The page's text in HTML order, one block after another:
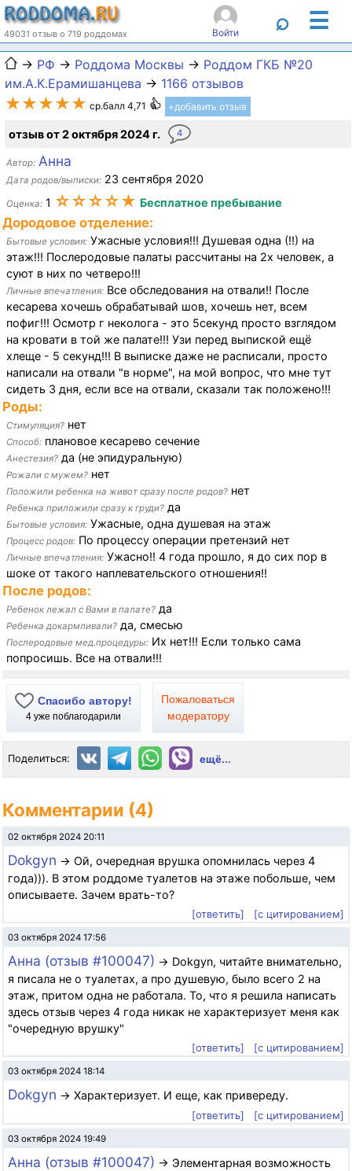
49031 отзыв о 719 роддомах Войти ⌕ ☰
→ РФ → Роддома Москвы → Роддом ГКБ №20
им.А.К.Ерамишанцева → 1166 отзывов
★★★★★ ср.балл 4,71 +добавить отзыв
отзыв от 2 октября 2024 г. 4
Автор: Анна
Дата родов/выписки: 23 сентября 2020
Оценка: 1 ☆☆☆☆★ Бесплатное пребывание
Дородовое отделение:
Бытовые условия: Ужасные условия!!! Душевая одна (!!) на
этаж!!! Послеродовые палаты рассчитаны на 2х человек, а
суют в них по четверо!!!
Личные впечатления: Все обследования на отвали!! После
кесарева хочешь обрабатывай шов, хочешь нет, всем
пофиг!!! Осмотр г неколога - это 5секунд просто взглядом
на кровати в той же палате!!! Узи перед выпиской ещё
хлеще - 5 секунд!!! В выписке даже не расписали, просто
написали на отвали "в норме", на мой вопрос, что мне тут
сидеть 3 дня, если все на отвали, сказали так положено!!!
Роды:
Стимуляция? нет
Способ: плановое кесарево сечение
Анестезия? да (не эпидуральную)
Рожали с мужем? нет
Положили ребенка на живот сразу после родов? нет
Ребенка приложили сразу к груди? да
Бытовые условия: Ужасные, одна душевая на этаж
Процесс родов: По процессу операции претензий нет
Личные впечатления: Ужасно!! 4 года прошло, я до сих пор в
шоке от такого наплевательского отношения!!
После родов:
Ребенок лежал с Вами в палате? да
Ребенка докармливали? да, смесью
Послеродовые мед.процедуры: Их нет!!! Если только сама
попросишь. Все на отвали!!!
Спасибо автору!
4 уже поблагодарили
Пожаловаться
модератору
Поделиться: ещё...
Комментарии (4)
02 октября 2024 20:11
Dokgyn → Ой, очередная врушка опомнилась через 4
года))). В этом роддоме туалетов на этаже побольше, чем
описываете. Зачем врать-то?
[ответить] [с цитированием]
03 октября 2024 17:56
Анна (отзыв #100047) → Dokgyn, читайте внимательно,
я писала не о туалетах, а про душевую, было всего 2 на
этаж, притом одна не работала. То, что я решила написать
здесь отзыв через 4 года никак не характеризует меня как
"очередную врушку"
[ответить] [с цитированием]
03 октября 2024 18:14
Dokgyn → Характеризует. И еще, как привереду.
[ответить] [с цитированием]
03 октября 2024 19:49
Анна (отзыв #100047) → Элементарная возможность